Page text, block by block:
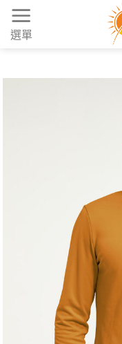
Skip
content
選單